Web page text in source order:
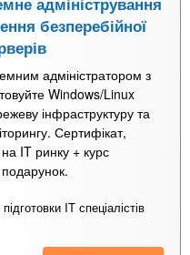
безперебійної
адміністратором з
Windows/Linux
інфраструктуру та
Сертифікат,
IT ринку + курс
подарунок.
IT спеціалістів